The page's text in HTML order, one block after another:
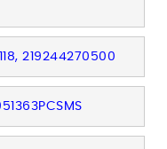
219244270500